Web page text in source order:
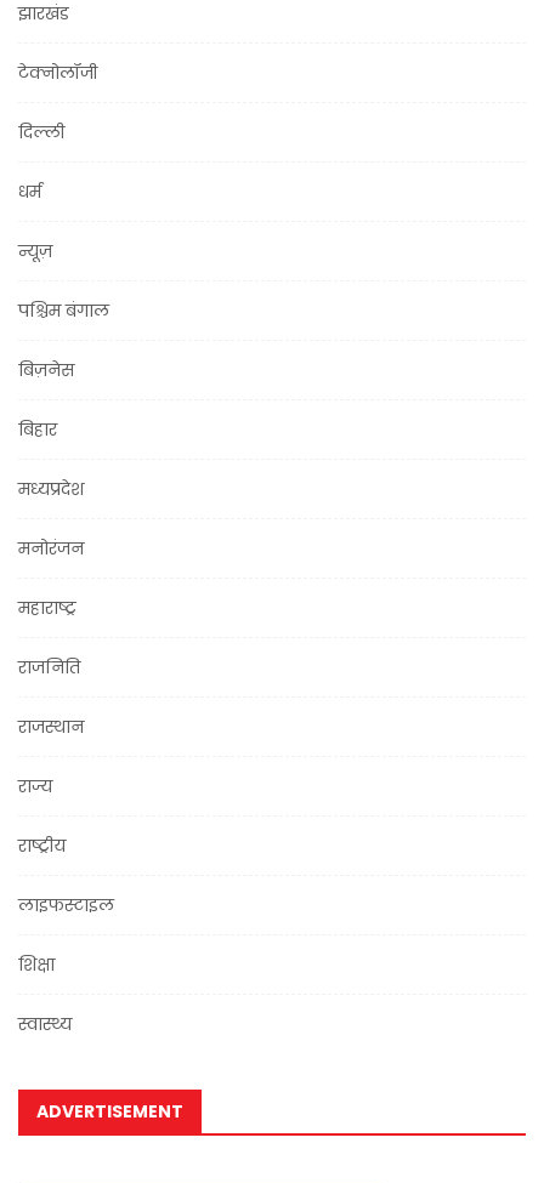
झारखंड
टेक्नोलॉजी
दिल्ली
धर्म
न्यूज़
पश्चिम बंगाल
बिज़नेस
बिहार
मध्यप्रदेश
मनोरंजन
महाराष्ट्र
राजनिति
राजस्थान
राज्य
राष्ट्रीय
लाइफस्टाइल
शिक्षा
स्वास्थ्य
ADVERTISEMENT